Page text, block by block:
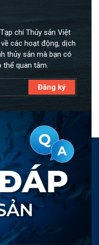
chí Thủy sản Việt
các hoạt động, dịch
thủy sản mà bạn có
thể quan tâm.